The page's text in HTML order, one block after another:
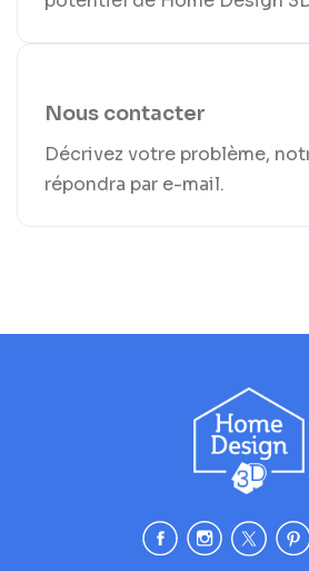
Nous contacter
Décrivez votre problème,
répondra par e-mail.